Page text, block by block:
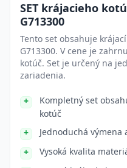
SET krájacieho
G713300
Tento set obsahuje
G713300. V cene je
kotúč. Set je určený na
zariadenia.
Kompletný set
kotúč
Jednoduchá výmena
Vysoká kvalita